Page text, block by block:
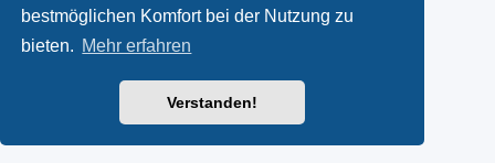
bestmöglichen Komfort bei der Nutzung zu
bieten. Mehr erfahren
Verstanden!